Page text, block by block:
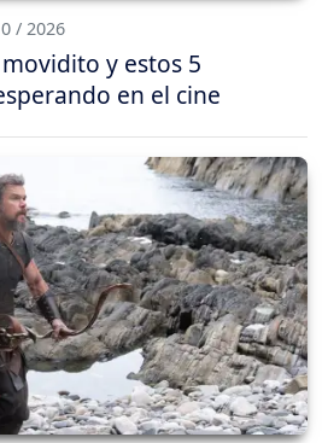
/ 2026
y estos 5
en el cine